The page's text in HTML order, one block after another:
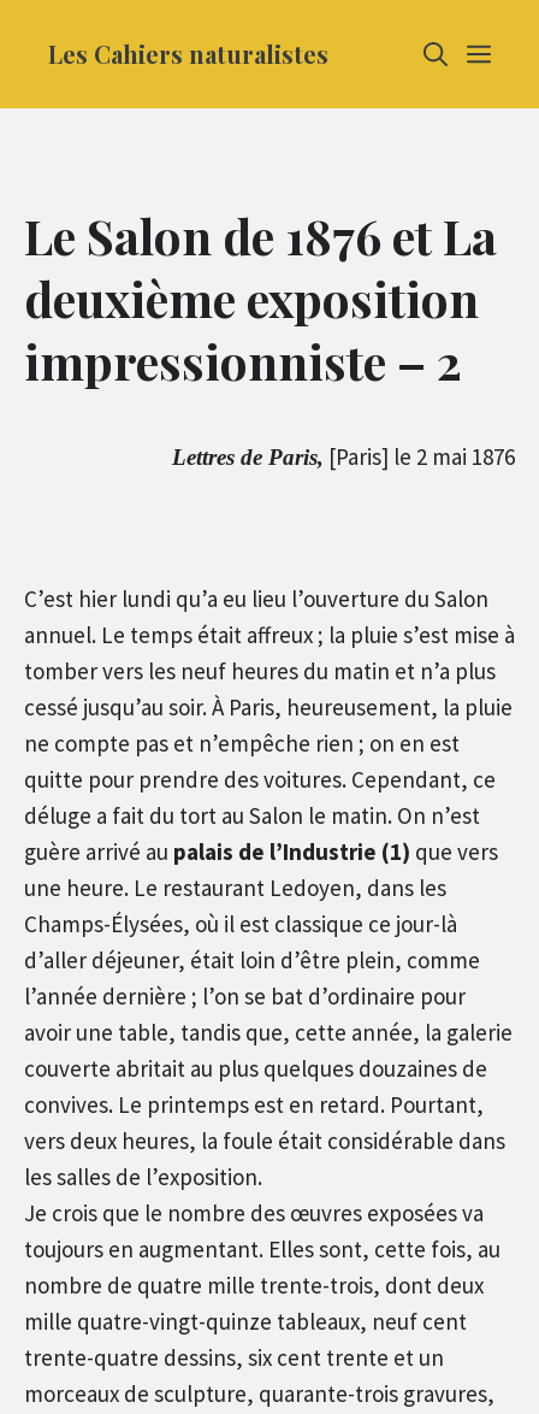
Les Cahiers naturalistes
Le Salon de 1876 et La
deuxième exposition
impressionniste – 2
Lettres de Paris, [Paris] le 2 mai 1876
C’est hier lundi qu’a eu lieu l’ouverture du Salon
annuel. Le temps était affreux ; la pluie s’est mise à
tomber vers les neuf heures du matin et n’a plus
cessé jusqu’au soir. À Paris, heureusement, la pluie
ne compte pas et n’empêche rien ; on en est
quitte pour prendre des voitures. Cependant, ce
déluge a fait du tort au Salon le matin. On n’est
guère arrivé au palais de l’Industrie (1) que vers
une heure. Le restaurant Ledoyen, dans les
Champs-Élysées, où il est classique ce jour-là
d’aller déjeuner, était loin d’être plein, comme
l’année dernière ; l’on se bat d’ordinaire pour
avoir une table, tandis que, cette année, la galerie
couverte abritait au plus quelques douzaines de
convives. Le printemps est en retard. Pourtant,
vers deux heures, la foule était considérable dans
les salles de l’exposition.
Je crois que le nombre des œuvres exposées va
toujours en augmentant. Elles sont, cette fois, au
nombre de quatre mille trente-trois, dont deux
mille quatre-vingt-quinze tableaux, neuf cent
trente-quatre dessins, six cent trente et un
morceaux de sculpture, quarante-trois gravures,